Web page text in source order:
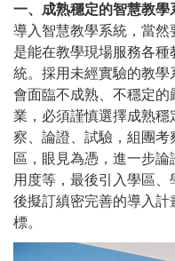
一、成熟穩定的智慧教學
導入智慧教學系統，當
是能在教學現場服務各
統。採用未經實驗的教
會面臨不成熟、不穩定
業，必須謹慎選擇成熟
察、論證、試驗，組團
區，眼見為憑，進一步
用度等，最後引入學區
後擬訂縝密完善的導入計
標。